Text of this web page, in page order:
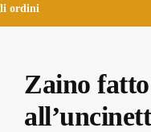
ordini
Zaino fatto